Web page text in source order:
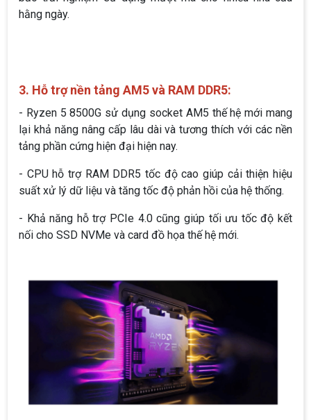
hằng ngày.
3. Hỗ trợ nền tảng AM5 và RAM DDR5:
- Ryzen 5 8500G sử dụng socket AM5 thế hệ mới mang
lại khả năng nâng cấp lâu dài và tương thích với các nền
tảng phần cứng hiện đại hiện nay.
- CPU hỗ trợ RAM DDR5 tốc độ cao giúp cải thiện hiệu
suất xử lý dữ liệu và tăng tốc độ phản hồi của hệ thống.
- Khả năng hỗ trợ PCIe 4.0 cũng giúp tối ưu tốc độ kết
nối cho SSD NVMe và card đồ họa thế hệ mới.